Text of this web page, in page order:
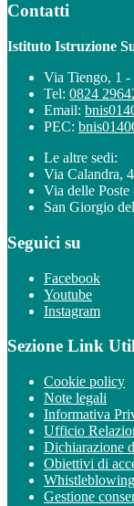
Contatti
Istituto Istruzione
Via Tiengo, 1
Tel: 0824
Email:
PEC:
Le altre sedi:
Via Calandra,
Via delle
San Giorgio
Seguici su
Facebook
Youtube
Instagram
Sezione Link
Cookie policy
Note legali
Informativa
Ufficio
Dichiarazione
Obiettivi di
Whistleblowing
Gestione